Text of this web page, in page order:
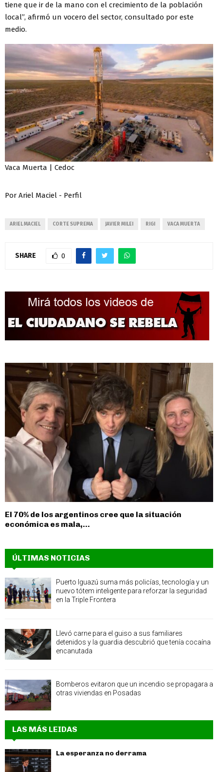
tiene que ir de la mano con el crecimiento de la población
local”, afirmó un vocero del sector, consultado por este
medio.
Vaca Muerta | Cedoc
Por Ariel Maciel - Perfil
ARIEL MACIEL CORTE SUPREMA JAVIER MILEI RIGI VACA MUERTA
SHARE 0
El 70% de los argentinos cree que la situación
económica es mala,...
ÚLTIMAS NOTICIAS
Puerto Iguazú suma más policías, tecnología y un
nuevo tótem inteligente para reforzar la seguridad
en la Triple Frontera
Llevó carne para el guiso a sus familiares
detenidos y la guardia descubrió que tenía cocaína
encanutada
Bomberos evitaron que un incendio se propagara a
otras viviendas en Posadas
LAS MÁS LEIDAS
La esperanza no derrama